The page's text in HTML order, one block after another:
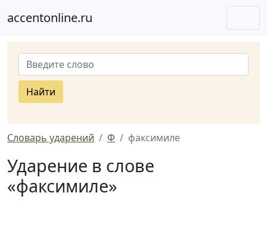
accentonline.ru
Найти
Словарь ударений Ф факсимиле
Ударение в слове
«факсимиле»